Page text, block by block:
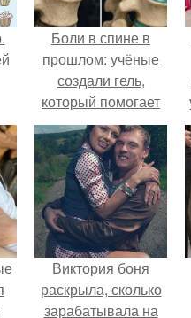
Боли в спине в
прошлом: учёные
создали гель,
который помогает
восстанавливать
межпозвоночные
диски.
Виктория боня
раскрыла, сколько
зарабатывала на